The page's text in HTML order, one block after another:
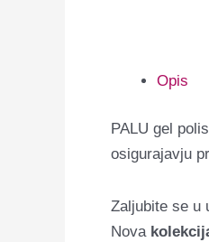
Opis
PALU gel
osigurajavju
Zaljubite se u
Nova